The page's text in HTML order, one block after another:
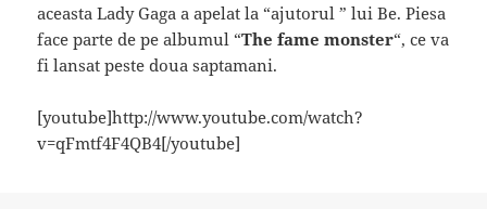
aceasta Lady Gaga a apelat la “ajutorul ” lui Be. Piesa
face parte de pe albumul “The fame monster“, ce va
fi lansat peste doua saptamani.
[youtube]http://www.youtube.com/watch?
v=qFmtf4F4QB4[/youtube]